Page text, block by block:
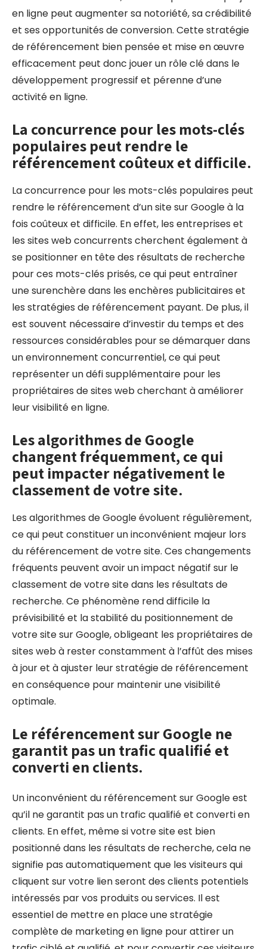
en ligne peut augmenter sa notoriété, sa crédibilité
et ses opportunités de conversion. Cette stratégie
de référencement bien pensée et mise en œuvre
efficacement peut donc jouer un rôle clé dans le
développement progressif et pérenne d’une
activité en ligne.
La concurrence pour les mots-clés
populaires peut rendre le
référencement coûteux et difficile.
La concurrence pour les mots-clés populaires peut
rendre le référencement d’un site sur Google à la
fois coûteux et difficile. En effet, les entreprises et
les sites web concurrents cherchent également à
se positionner en tête des résultats de recherche
pour ces mots-clés prisés, ce qui peut entraîner
une surenchère dans les enchères publicitaires et
les stratégies de référencement payant. De plus, il
est souvent nécessaire d’investir du temps et des
ressources considérables pour se démarquer dans
un environnement concurrentiel, ce qui peut
représenter un défi supplémentaire pour les
propriétaires de sites web cherchant à améliorer
leur visibilité en ligne.
Les algorithmes de Google
changent fréquemment, ce qui
peut impacter négativement le
classement de votre site.
Les algorithmes de Google évoluent régulièrement,
ce qui peut constituer un inconvénient majeur lors
du référencement de votre site. Ces changements
fréquents peuvent avoir un impact négatif sur le
classement de votre site dans les résultats de
recherche. Ce phénomène rend difficile la
prévisibilité et la stabilité du positionnement de
votre site sur Google, obligeant les propriétaires de
sites web à rester constamment à l’affût des mises
à jour et à ajuster leur stratégie de référencement
en conséquence pour maintenir une visibilité
optimale.
Le référencement sur Google ne
garantit pas un trafic qualifié et
converti en clients.
Un inconvénient du référencement sur Google est
qu’il ne garantit pas un trafic qualifié et converti en
clients. En effet, même si votre site est bien
positionné dans les résultats de recherche, cela ne
signifie pas automatiquement que les visiteurs qui
cliquent sur votre lien seront des clients potentiels
intéressés par vos produits ou services. Il est
essentiel de mettre en place une stratégie
complète de marketing en ligne pour attirer un